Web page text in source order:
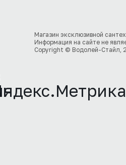
Магазин эксклюзивной
Информация на сайте не
Copyright © Водолей-Стайл,